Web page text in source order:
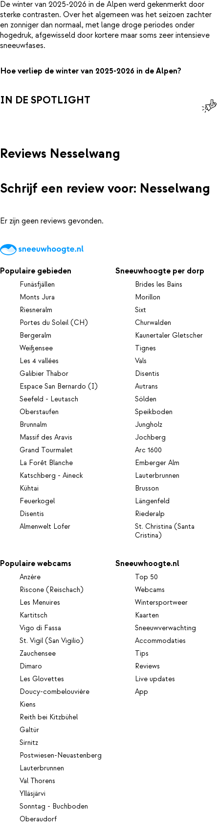
De winter van 2025-2026 in de Alpen werd gekenmerkt door
sterke contrasten. Over het algemeen was het seizoen zachter
en zonniger dan normaal, met lange droge periodes onder
hogedruk, afgewisseld door kortere maar soms zeer intensieve
sneeuwfases.
Hoe verliep de winter van 2025-2026 in de Alpen?
IN DE SPOTLIGHT
Reviews Nesselwang
Schrijf een review voor: Nesselwang
Er zijn geen reviews gevonden.
Populaire gebieden
Funäsfjällen
Monts Jura
Riesneralm
Portes du Soleil (CH)
Bergeralm
Weißensee
Les 4 vallées
Galibier Thabor
Espace San Bernardo (I)
Seefeld - Leutasch
Oberstaufen
Brunnalm
Massif des Aravis
Grand Tourmalet
La Forêt Blanche
Katschberg - Aineck
Kühtai
Feuerkogel
Disentis
Almenwelt Lofer
Sneeuwhoogte per dorp
Brides les Bains
Morillon
Sixt
Churwalden
Kaunertaler Gletscher
Tignes
Vals
Disentis
Autrans
Sölden
Speikboden
Jungholz
Jochberg
Arc 1600
Emberger Alm
Lauterbrunnen
Brusson
Längenfeld
Riederalp
St. Christina (Santa
Cristina)
Populaire webcams
Anzère
Riscone (Reischach)
Les Menuires
Kartitsch
Vigo di Fassa
St. Vigil (San Vigilio)
Zauchensee
Dimaro
Les Glovettes
Doucy-combelouvière
Kiens
Reith bei Kitzbühel
Galtür
Sirnitz
Postwiesen-Neuastenberg
Lauterbrunnen
Val Thorens
Ylläsjärvi
Sonntag - Buchboden
Oberaudorf
Sneeuwhoogte.nl
Top 50
Webcams
Wintersportweer
Kaarten
Sneeuwverwachting
Accommodaties
Tips
Reviews
Live updates
App